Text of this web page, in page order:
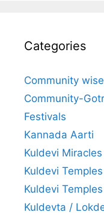
Categories
Community
Community-
Festivals
Kannada Aarti
Kuldevi Miracles
Kuldevi Temples
Kuldevi Temples
Kuldevta /